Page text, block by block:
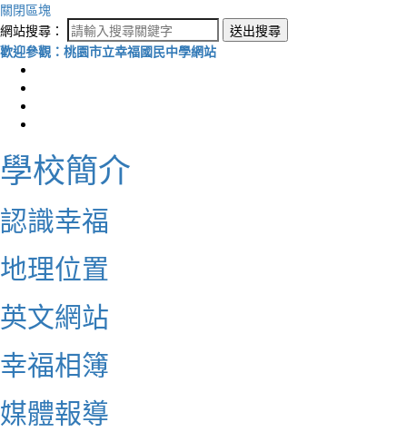
關閉區塊
網站搜尋：
送出搜尋
歡迎參觀：桃園市立幸福國民中學網站
學校簡介
認識幸福
地理位置
英文網站
幸福相簿
媒體報導